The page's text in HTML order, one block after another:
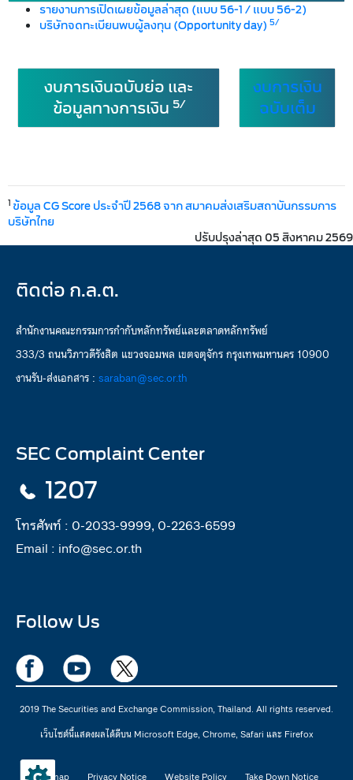
รายงานการเปิดเผยข้อมูลล่าสุด (แบบ 56-1 / แบบ 56-2)
บริษัทจดทะเบียนพบผู้ลงทุน (Opportunity day) 5/
งบการเงินฉบับย่อ และ
ข้อมูลทางการเงิน 5/
งบการเงิน
ฉบับเต็ม
1 ข้อมูล CG Score ประจำปี 2568 จาก สมาคมส่งเสริมสถาบันกรรมการ
บริษัทไทย
ปรับปรุงล่าสุด 05 สิงหาคม 2569
ติดต่อ ก.ล.ต.
สำนักงานคณะกรรมการกำกับหลักทรัพย์และตลาดหลักทรัพย์
333/3 ถนนวิภาวดีรังสิต แขวงจอมพล เขตจตุจักร กรุงเทพมหานคร 10900
งานรับ-ส่งเอกสาร : saraban@sec.or.th
SEC Complaint Center
1207
โทรศัพท์ : 0-2033-9999, 0-2263-6599
Email : info@sec.or.th
Follow Us
2019 The Securities and Exchange Commission, Thailand. All rights reserved.
เว็บไซต์นี้แสดงผลได้ดีบน Microsoft Edge, Chrome, Safari และ Firefox
Sitemap Privacy Notice Website Policy Take Down Notice